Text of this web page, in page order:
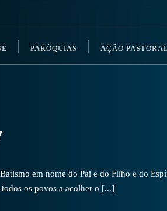
PARÓQUIAS AÇÃO
em nome do Pai e do Filho e do
os povos a acolher o [...]